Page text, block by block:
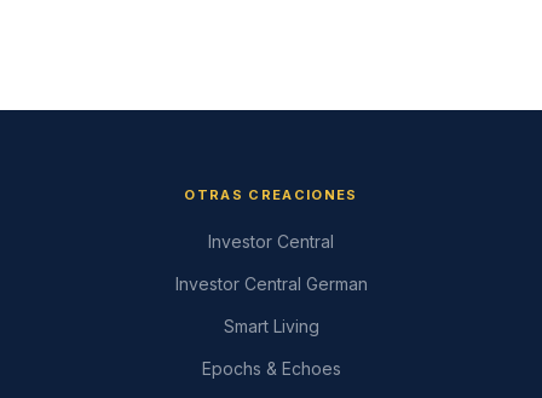
OTRAS CREACIONES
Investor Central
Investor Central German
Smart Living
Epochs & Echoes